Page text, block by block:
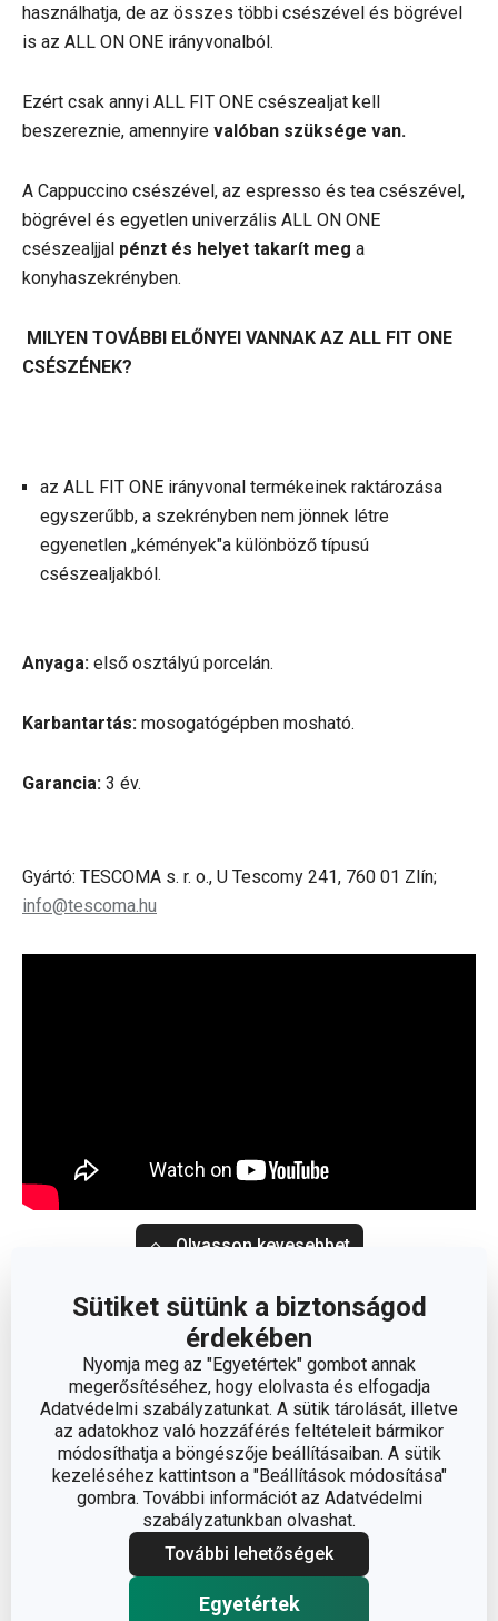
Sütiket sütünk a biztonságod
érdekében
Nyomja meg az "Egyetértek" gombot annak
megerősítéséhez, hogy elolvasta és elfogadja
Adatvédelmi szabályzatunkat. A sütik tárolását, illetve
az adatokhoz való hozzáférés feltételeit bármikor
módosíthatja a böngészője beállításaiban. A sütik
kezeléséhez kattintson a "Beállítások módosítása"
gombra. További információt az Adatvédelmi
szabályzatunkban olvashat.
További lehetőségek
Egyetértek
használhatja, de az összes többi csészével és bögrével
is az ALL ON ONE irányvonalból.
Ezért csak annyi ALL FIT ONE csészealjat kell
beszereznie, amennyire valóban szüksége van.
A Cappuccino csészével, az espresso és tea csészével,
bögrével és egyetlen univerzális ALL ON ONE
csészealjjal pénzt és helyet takarít meg a
konyhaszekrényben.
MILYEN TOVÁBBI ELŐNYEI VANNAK AZ ALL FIT ONE
CSÉSZÉNEK?
az ALL FIT ONE irányvonal termékeinek raktározása
egyszerűbb, a szekrényben nem jönnek létre
egyenetlen „kémények"a különböző típusú
csészealjakból.
Anyaga: első osztályú porcelán.
Karbantartás: mosogatógépben mosható.
Garancia: 3 év.
Gyártó: TESCOMA s. r. o., U Tescomy 241, 760 01 Zlín;
info@tescoma.hu
Olvasson kevesebbet